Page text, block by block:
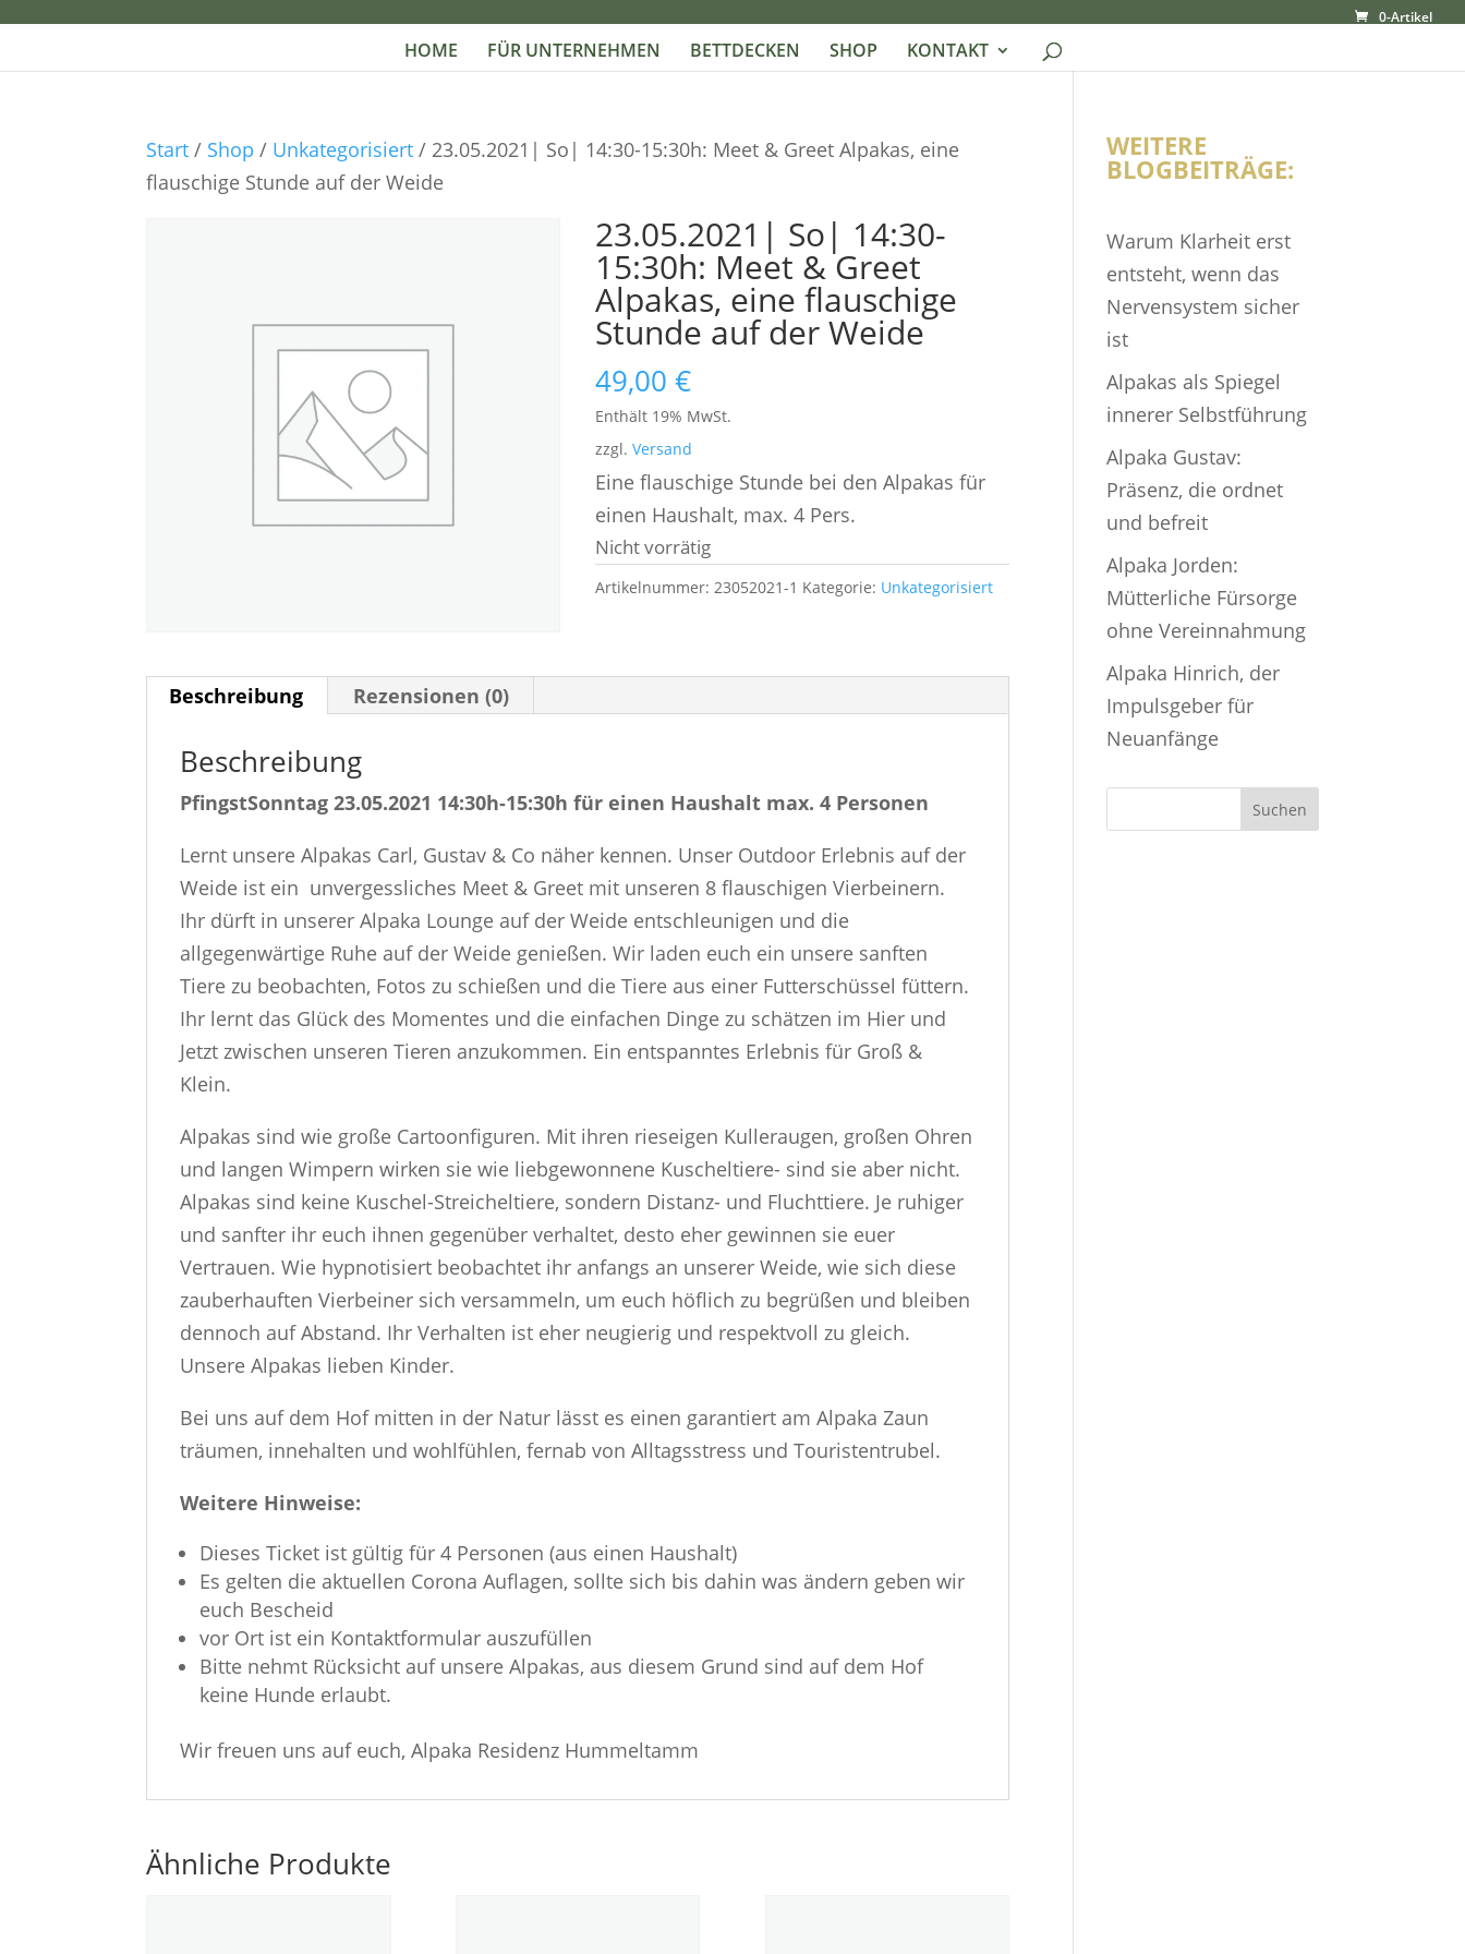
0-Artikel
HOME FÜR UNTERNEHMEN BETTDECKEN SHOP KONTAKT
Start / Shop / Unkategorisiert / 23.05.2021| So| 14:30-15:30h: Meet & Greet Alpakas, eine
flauschige Stunde auf der Weide
23.05.2021| So| 14:30-
15:30h: Meet & Greet
Alpakas, eine flauschige
Stunde auf der Weide
49,00€
Enthält 19% MwSt.
zzgl.Versand
Eine flauschige Stunde bei den Alpakas für
einen Haushalt, max. 4 Pers.
Nicht vorrätig
Artikelnummer:23052021-1 Kategorie: Unkategorisiert
Beschreibung Rezensionen (0)
Beschreibung
PfingstSonntag 23.05.2021 14:30h-15:30h für einen Haushalt max. 4 Personen
Lernt unsere Alpakas Carl, Gustav & Co näher kennen. Unser Outdoor Erlebnis auf der
Weide ist ein unvergessliches Meet & Greet mit unseren 8 flauschigen Vierbeinern.
Ihr dürft in unserer Alpaka Lounge auf der Weide entschleunigen und die
allgegenwärtige Ruhe auf der Weide genießen. Wir laden euch ein unsere sanften
Tiere zu beobachten, Fotos zu schießen und die Tiere aus einer Futterschüssel füttern.
Ihr lernt das Glück des Momentes und die einfachen Dinge zu schätzen im Hier und
Jetzt zwischen unseren Tieren anzukommen. Ein entspanntes Erlebnis für Groß &
Klein.
Alpakas sind wie große Cartoonfiguren. Mit ihren rieseigen Kulleraugen, großen Ohren
und langen Wimpern wirken sie wie liebgewonnene Kuscheltiere- sind sie aber nicht.
Alpakas sind keine Kuschel-Streicheltiere, sondern Distanz- und Fluchttiere. Je ruhiger
und sanfter ihr euch ihnen gegenüber verhaltet, desto eher gewinnen sie euer
Vertrauen. Wie hypnotisiert beobachtet ihr anfangs an unserer Weide, wie sich diese
zauberhauften Vierbeiner sich versammeln, um euch höflich zu begrüßen und bleiben
dennoch auf Abstand. Ihr Verhalten ist eher neugierig und respektvoll zu gleich.
Unsere Alpakas lieben Kinder.
Bei uns auf dem Hof mitten in der Natur lässt es einen garantiert am Alpaka Zaun
träumen, innehalten und wohlfühlen, fernab von Alltagsstress und Touristentrubel.
Weitere Hinweise:
Dieses Ticket ist gültig für 4 Personen (aus einen Haushalt)
Es gelten die aktuellen Corona Auflagen, sollte sich bis dahin was ändern geben wir
euch Bescheid
vor Ort ist ein Kontaktformular auszufüllen
Bitte nehmt Rücksicht auf unsere Alpakas, aus diesem Grund sind auf dem Hof
keine Hunde erlaubt.
Wir freuen uns auf euch, Alpaka Residenz Hummeltamm
Ähnliche Produkte
WEITERE
BLOGBEITRÄGE:
Warum Klarheit erst
entsteht, wenn das
Nervensystem sicher
ist
Alpakas als Spiegel
innerer Selbstführung
Alpaka Gustav:
Präsenz, die ordnet
und befreit
Alpaka Jorden:
Mütterliche Fürsorge
ohne Vereinnahmung
Alpaka Hinrich, der
Impulsgeber für
Neuanfänge
Suchen